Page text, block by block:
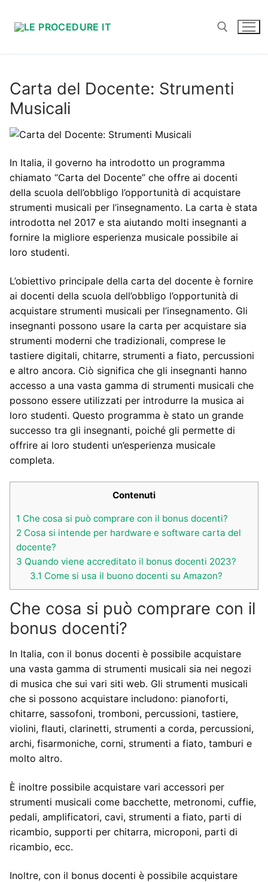
Carta del Docente: Strumenti
Musicali
In Italia, il governo ha introdotto un programma
chiamato “Carta del Docente” che offre ai docenti
della scuola dell’obbligo l’opportunità di acquistare
strumenti musicali per l’insegnamento. La carta è stata
introdotta nel 2017 e sta aiutando molti insegnanti a
fornire la migliore esperienza musicale possibile ai
loro studenti.
L’obiettivo principale della carta del docente è fornire
ai docenti della scuola dell’obbligo l’opportunità di
acquistare strumenti musicali per l’insegnamento. Gli
insegnanti possono usare la carta per acquistare sia
strumenti moderni che tradizionali, comprese le
tastiere digitali, chitarre, strumenti a fiato, percussioni
e altro ancora. Ciò significa che gli insegnanti hanno
accesso a una vasta gamma di strumenti musicali che
possono essere utilizzati per introdurre la musica ai
loro studenti. Questo programma è stato un grande
successo tra gli insegnanti, poiché gli permette di
offrire ai loro studenti un’esperienza musicale
completa.
Contenuti
1 Che cosa si può comprare con il bonus docenti?
2 Cosa si intende per hardware e software carta del
docente?
3 Quando viene accreditato il bonus docenti 2023?
3.1 Come si usa il buono docenti su Amazon?
Che cosa si può comprare con il
bonus docenti?
In Italia, con il bonus docenti è possibile acquistare
una vasta gamma di strumenti musicali sia nei negozi
di musica che sui vari siti web. Gli strumenti musicali
che si possono acquistare includono: pianoforti,
chitarre, sassofoni, tromboni, percussioni, tastiere,
violini, flauti, clarinetti, strumenti a corda, percussioni,
archi, fisarmoniche, corni, strumenti a fiato, tamburi e
molto altro.
È inoltre possibile acquistare vari accessori per
strumenti musicali come bacchette, metronomi, cuffie,
pedali, amplificatori, cavi, strumenti a fiato, parti di
ricambio, supporti per chitarra, microponi, parti di
ricambio, ecc.
Inoltre, con il bonus docenti è possibile acquistare